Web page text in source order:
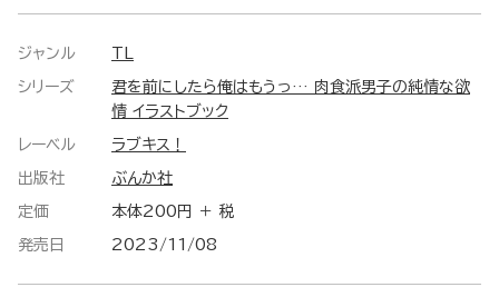
ジャンル
シリーズ
君を前にしたら俺はもうっ… 肉食派男子の純情な欲
情 イラストブック
レーベル ラブキス！
出版社 ぶんか社
定価 本体200円 ＋ 税
発売日 2023/11/08